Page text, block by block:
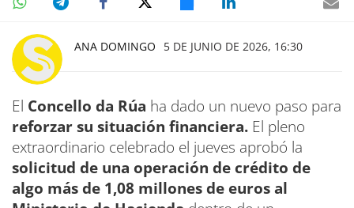
ANA DOMINGO 5 DE JUNIO DE 2026, 16:30
El Concello da Rúa ha dado un nuevo paso para
reforzar su situación financiera. El pleno
extraordinario celebrado el jueves aprobó la
solicitud de una operación de crédito de
algo más de 1,08 millones de euros al